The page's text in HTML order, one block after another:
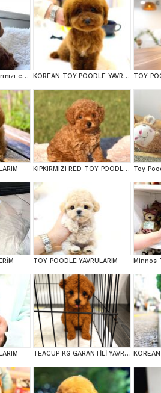
Mini boy puppy kıpkırmızı ev üretimi TOOY POODLE KOREAN TOY POODLE YAVRULARIM TOY
KIPKIRMIZI RED TOY POODLE SEVİMLİ YAVRULAR
TOY POODLE YAVRULARIM
TEACUP KG GARANTİLİ YAVRULAR